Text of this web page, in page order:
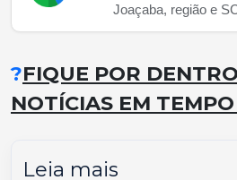
Joaçaba, região e
?FIQUE POR
NOTÍCIAS EM
Leia mais